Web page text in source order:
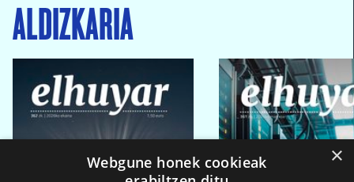
ALDIZKARIA
×
Webgune honek cookieak